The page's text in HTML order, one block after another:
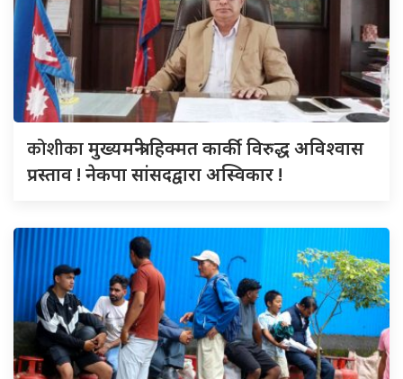
कोशीकामुख्यमन्त्री हिक्मत कार्की विरुद्ध अविश्वास
प्रस्ताव ! नेकपा सांसदद्वारा अस्विकार !